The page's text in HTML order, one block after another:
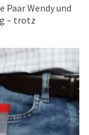
Paar Wendy und
– trotz